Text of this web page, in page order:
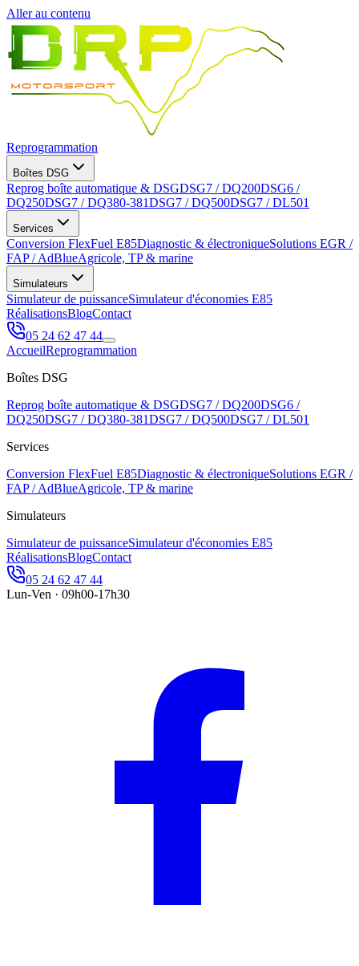
Aller au contenu
Reprogrammation
Boîtes DSG
Reprog boîte automatique & DSGDSG7 / DQ200DSG6 /
DQ250DSG7 / DQ380-381DSG7 / DQ500DSG7 / DL501
Services
Conversion FlexFuel E85Diagnostic & électroniqueSolutions EGR /
FAP / AdBlueAgricole, TP & marine
Simulateurs
Simulateur de puissanceSimulateur d'économies E85
RéalisationsBlogContact
05 24 62 47 44
AccueilReprogrammation
Boîtes DSG
Reprog boîte automatique & DSGDSG7 / DQ200DSG6 /
DQ250DSG7 / DQ380-381DSG7 / DQ500DSG7 / DL501
Services
Conversion FlexFuel E85Diagnostic & électroniqueSolutions EGR /
FAP / AdBlueAgricole, TP & marine
Simulateurs
Simulateur de puissanceSimulateur d'économies E85
RéalisationsBlogContact
05 24 62 47 44
Lun-Ven · 09h00-17h30